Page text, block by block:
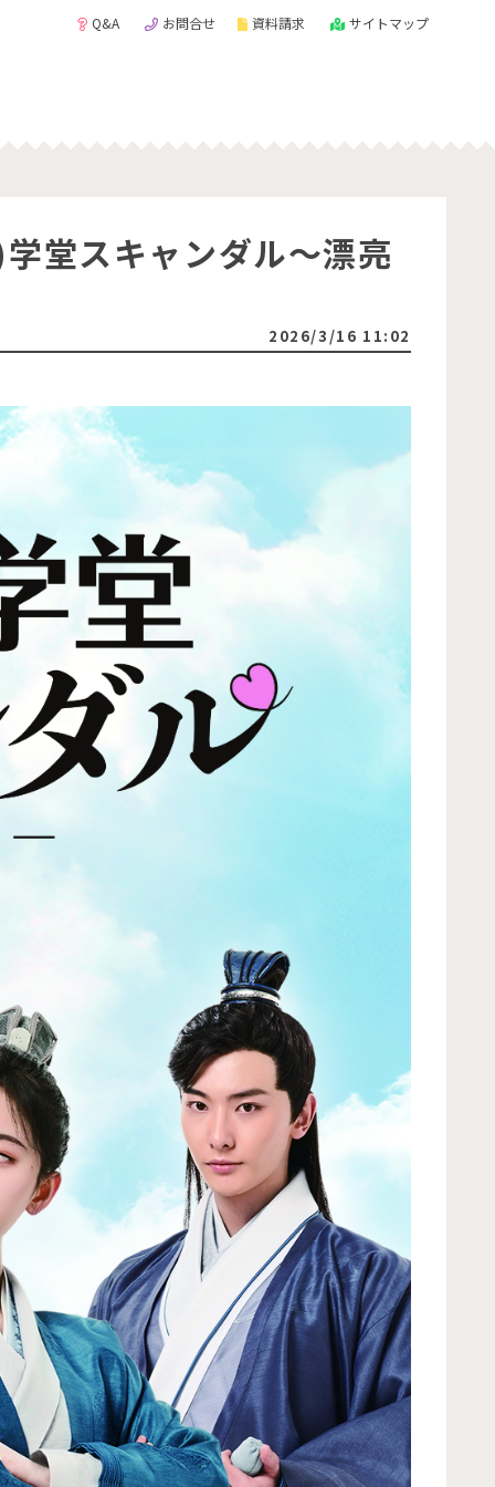
Q&A お問合せ 資料請求 サイトマップ
堂スキャンダル～漂亮
2026/3/16 11:02